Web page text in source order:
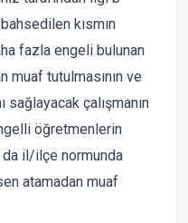
kısmın
fazla engeli bulunan
muaf tutulmasının ve
sağlayacak çalışmanın
öğretmenlerin
da il/ilçe normunda
atamadan muaf